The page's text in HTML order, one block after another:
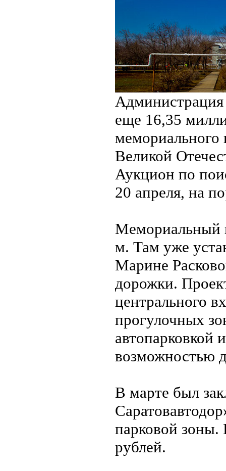
Администрация
еще 16,35
мемориального
Великой
Аукцион по
20 апреля, на
Мемориальный
м. Там уже
Марине
дорожки.
центрального
прогулочных
автопарковкой
возможностью
В марте был
парковой зоны.
рублей.